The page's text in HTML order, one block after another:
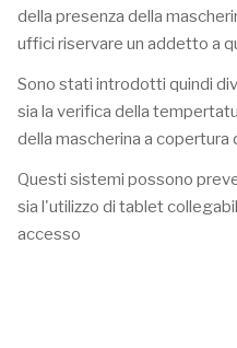
della presenza della
uffici riservare un addetto a
Sono stati introdotti quindi
sia la verifica della
della mascherina a copertura
Questi sistemi possono
sia l'utilizzo di tablet
accesso